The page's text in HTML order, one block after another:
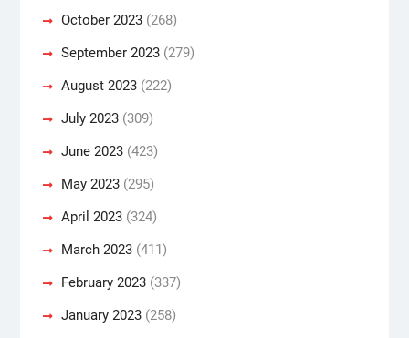
October 2023(268)
September 2023(279)
August 2023(222)
July 2023(309)
June 2023(423)
May 2023(295)
April 2023(324)
March 2023(411)
February 2023(337)
January 2023(258)